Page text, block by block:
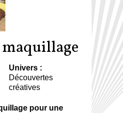
maquillage
Univers :
Découvertes
créatives
pour une